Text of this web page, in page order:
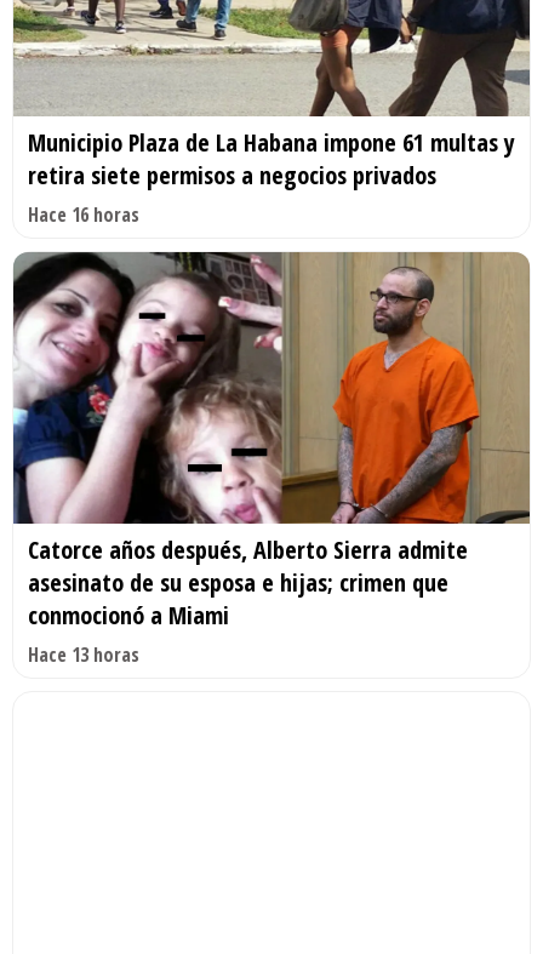
Municipio Plaza de La Habana impone 61 multas y
retira siete permisos a negocios privados
Hace 16 horas
Catorce años después, Alberto Sierra admite
asesinato de su esposa e hijas; crimen que
conmocionó a Miami
Hace 13 horas